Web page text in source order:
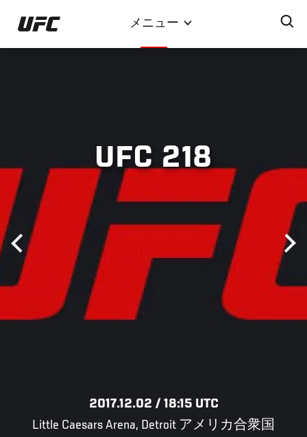
イ
ン
移
動
メニュー
UFC 218
2017.12.02 / 18:15 UTC
Little Caesars Arena, Detroit アメリカ合衆国